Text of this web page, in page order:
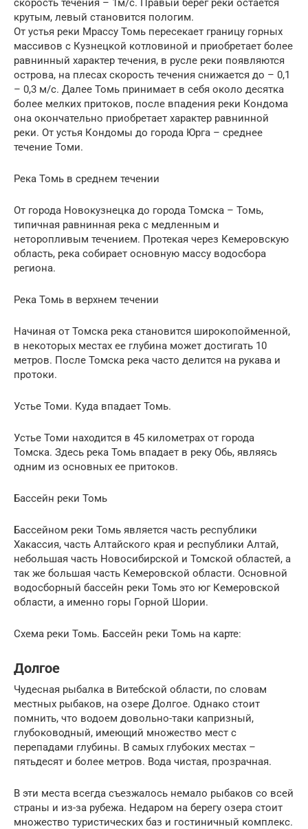
крутым, левый становится пологим.
От устья реки Мрассу Томь пересекает границу горных
массивов с Кузнецкой котловиной и приобретает более
равнинный характер течения, в русле реки появляются
острова, на плесах скорость течения снижается до – 0,1
– 0,3 м/с. Далее Томь принимает в себя около десятка
более мелких притоков, после впадения реки Кондома
она окончательно приобретает характер равнинной
реки. От устья Кондомы до города Юрга – среднее
течение Томи.
Река Томь в среднем течении
От города Новокузнецка до города Томска – Томь,
типичная равнинная река с медленным и
неторопливым течением. Протекая через Кемеровскую
область, река собирает основную массу водосбора
региона.
Река Томь в верхнем течении
Начиная от Томска река становится широкопойменной,
в некоторых местах ее глубина может достигать 10
метров. После Томска река часто делится на рукава и
протоки.
Устье Томи. Куда впадает Томь.
Устье Томи находится в 45 километрах от города
Томска. Здесь река Томь впадает в реку Обь, являясь
одним из основных ее притоков.
Бассейн реки Томь
Бассейном реки Томь является часть республики
Хакассия, часть Алтайского края и республики Алтай,
небольшая часть Новосибирской и Томской областей, а
так же большая часть Кемеровской области. Основной
водосборный бассейн реки Томь это юг Кемеровской
области, а именно горы Горной Шории.
Схема реки Томь. Бассейн реки Томь на карте:
Долгое
Чудесная рыбалка в Витебской области, по словам
местных рыбаков, на озере Долгое. Однако стоит
помнить, что водоем довольно-таки капризный,
глубоководный, имеющий множество мест с
перепадами глубины. В самых глубоких местах –
пятьдесят и более метров. Вода чистая, прозрачная.
В эти места всегда съезжалось немало рыбаков со всей
страны и из-за рубежа. Недаром на берегу озера стоит
множество туристических баз и гостиничный комплекс.